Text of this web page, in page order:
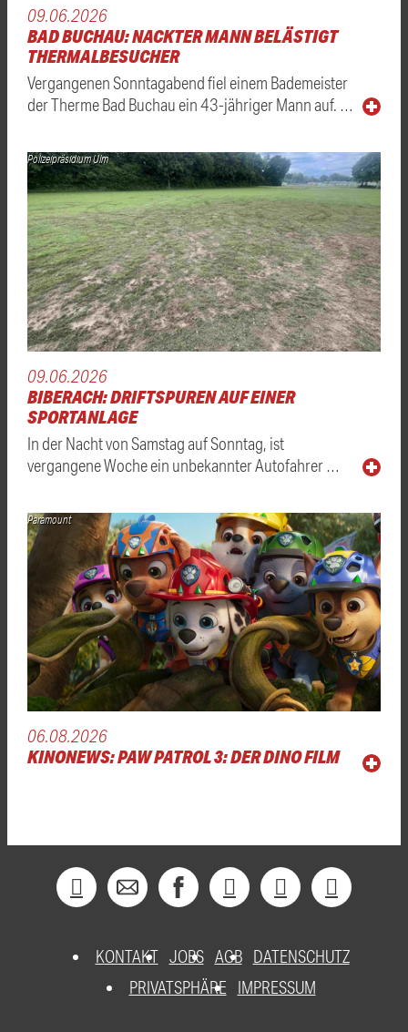
09.06.2026
BAD BUCHAU: NACKTER MANN BELÄSTIGT
THERMALBESUCHER
Vergangenen Sonntagabend fiel einem Bademeister
der Therme Bad Buchau ein 43-jähriger Mann auf. …
Polizeipräsidium Ulm
09.06.2026
BIBERACH: DRIFTSPUREN AUF EINER
SPORTANLAGE
In der Nacht von Samstag auf Sonntag, ist
vergangene Woche ein unbekannter Autofahrer …
Paramount
06.08.2026
KINONEWS: PAW PATROL 3: DER DINO FILM
KONTAKT JOBS AGB DATENSCHUTZ
PRIVATSPHÄRE
IMPRESSUM